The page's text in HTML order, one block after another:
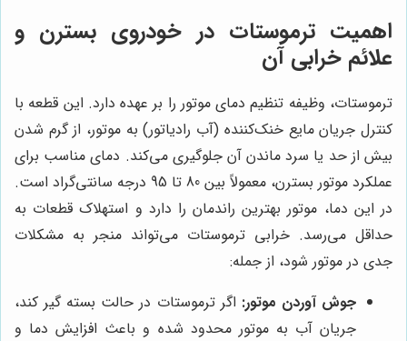
اهمیت ترموستات در خودروی بسترن و
علائم خرابی آن
ترموستات، وظیفه تنظیم دمای موتور را بر عهده دارد. این قطعه با
کنترل جریان مایع خنک‌کننده (آب رادیاتور) به موتور، از گرم شدن
بیش از حد یا سرد ماندن آن جلوگیری می‌کند. دمای مناسب برای
عملکرد موتور بسترن، معمولاً بین 80 تا 95 درجه سانتی‌گراد است.
در این دما، موتور بهترین راندمان را دارد و استهلاک قطعات به
حداقل می‌رسد. خرابی ترموستات می‌تواند منجر به مشکلات
جدی در موتور شود، از جمله:
جوش آوردن موتور: اگر ترموستات در حالت بسته گیر کند،
جریان آب به موتور محدود شده و باعث افزایش دما و